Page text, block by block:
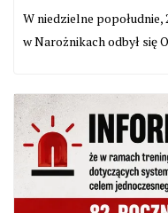
W niedzielne popołudnie,
w Narożnikach odbył się